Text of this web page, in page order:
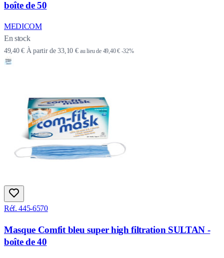
boîte de 50
MEDICOM
En stock
49,40 € À partir de 33,10 € au lieu de 49,40 € -32%
Réf. 445-6570
Masque Comfit bleu super high filtration SULTAN -
boîte de 40